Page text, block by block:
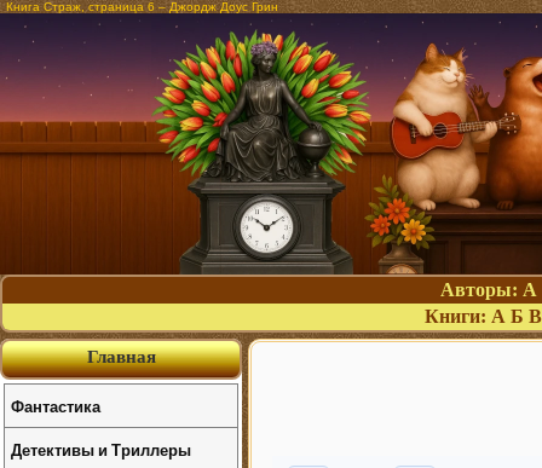
Книга Страж, страница 6 – Джордж Доус Грин
Авторы: А
Книги: А Б В
Главная
Фантастика
Детективы и Триллеры